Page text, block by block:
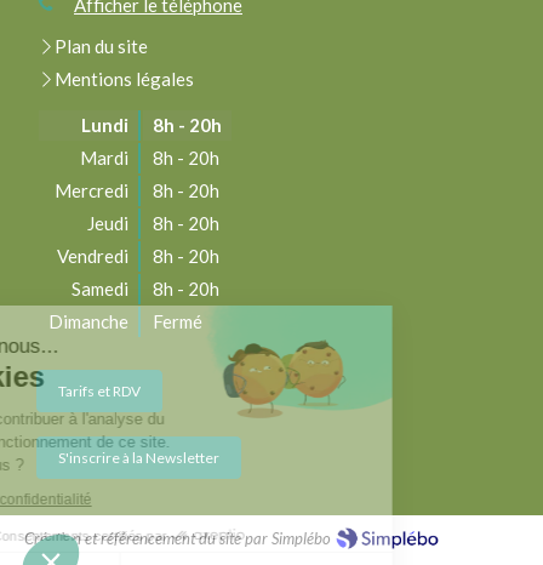
Afficher le téléphone
Plan du site
Mentions légales
Lundi
8h - 20h
Mardi
8h - 20h
Mercredi
8h - 20h
Jeudi
8h - 20h
Vendredi
8h - 20h
Samedi
8h - 20h
Dimanche
Fermé
Tarifs et RDV
S'inscrire à la Newsletter
Création et référencement du site par Simplébo
c'est nous...
Cookies
rôle est de contribuer à l'analyse du
et au bon fonctionnement de ce site.
OK pour vous ?
la politique de confidentialité
Consentements certifiés par